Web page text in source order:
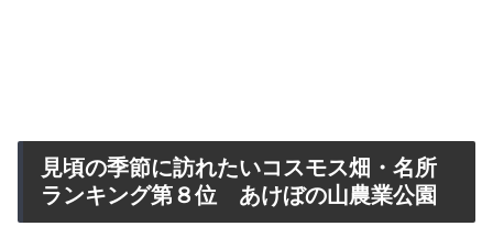
見頃の季節に訪れたいコスモス畑・名所
ランキング第８位 あけぼの山農業公園